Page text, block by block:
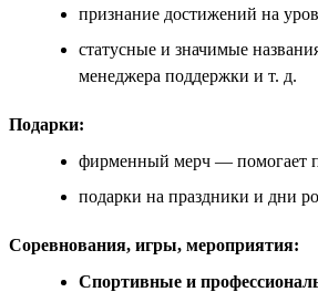
признание достижений на
статусные и значимые
менеджера поддержки и т. д.
Подарки:
фирменный мерч — помогает
подарки на праздники и дни
Соревнования, игры, мероприятия:
Спортивные и